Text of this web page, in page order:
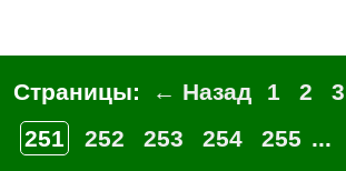
Страницы: ← Назад 1 2 3
251
252 253 254 255 ...